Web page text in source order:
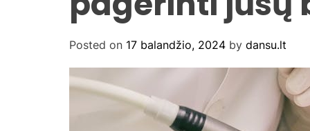
Posted on 17 balandžio, 2024 by dansu.lt